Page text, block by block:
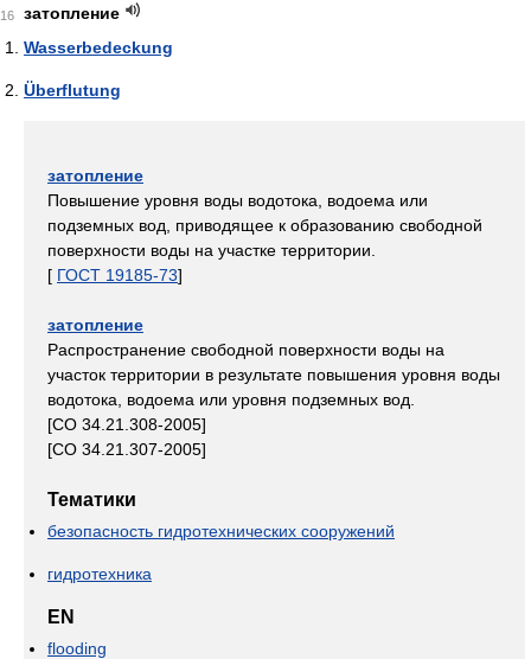
16
затопление
Wasserbedeckung
Überflutung
затопление
Повышение уровня воды водотока, водоема или
подземных вод, приводящее к образованию свободной
поверхности воды на участке территории.
[ ГОСТ 19185-73]
затопление
Распространение свободной поверхности воды на
участок территории в результате повышения уровня воды
водотока, водоема или уровня подземных вод.
[СО 34.21.308-2005]
[СО 34.21.307-2005]
Тематики
безопасность гидротехнических сооружений
гидротехника
EN
flooding